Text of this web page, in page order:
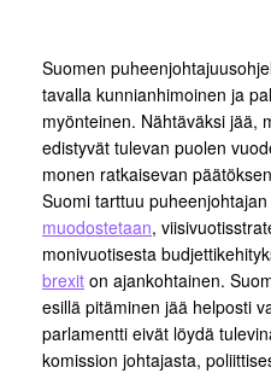
Suomen
tavalla kunnianhimoinen ja
myönteinen. Nähtäväksi jää,
edistyvät tulevan puolen
monen ratkaisevan
Suomi tarttuu
muodostetaan,
monivuotisesta
brexit on ajankohtainen.
esillä pitäminen jää helposti
parlamentti eivät löydä
komission johtajasta,